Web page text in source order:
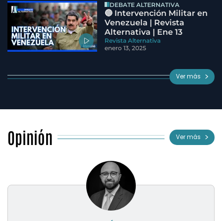
DEBATE ALTERNATIVA
🔵 Intervención Militar en
Venezuela | Revista
Alternativa | Ene 13
Revista Alternativa
enero 13, 2025
Ver más
Opinión Ver más